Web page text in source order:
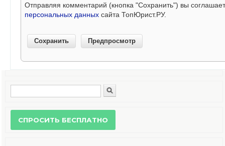
Отправляя комментарий (кнопка "Сохранить") вы
персональных данных сайта ТопЮрист.РУ.
Форма поиска